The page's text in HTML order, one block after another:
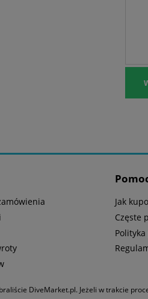
Jak
Częste
DiveMarket.pl. Jeżeli w trakcie